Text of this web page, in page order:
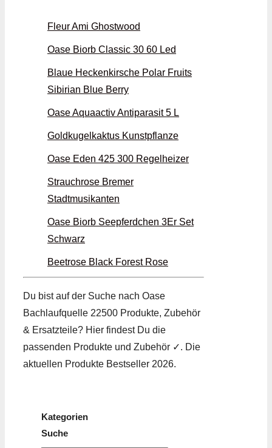
Fleur Ami Ghostwood
Oase Biorb Classic 30 60 Led
Blaue Heckenkirsche Polar Fruits
Sibirian Blue Berry
Oase Aquaactiv Antiparasit 5 L
Goldkugelkaktus Kunstpflanze
Oase Eden 425 300 Regelheizer
Strauchrose Bremer
Stadtmusikanten
Oase Biorb Seepferdchen 3Er Set
Schwarz
Beetrose Black Forest Rose
Du bist auf der Suche nach Oase
Bachlaufquelle 22500 Produkte, Zubehör
& Ersatzteile? Hier findest Du die
passenden Produkte und Zubehör ✓. Die
aktuellen Produkte Bestseller 2026.
Kategorien
Suche